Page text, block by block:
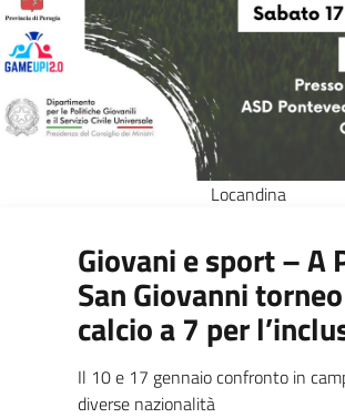
Locandina
Giovani e sport – A
San Giovanni
calcio a 7 per
Il 10 e 17 gennaio confronto in
diverse nazionalità